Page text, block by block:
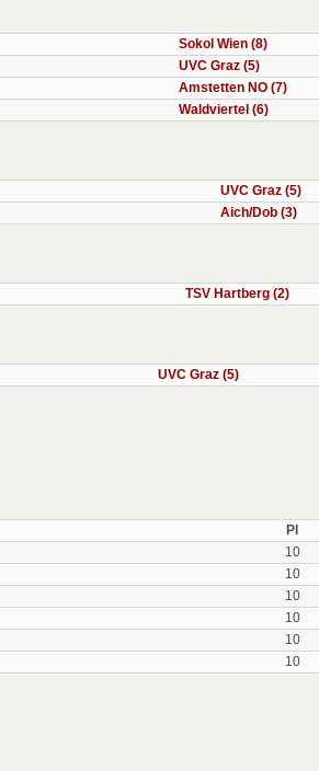
Sokol Wien (8)
UVC Graz (5)
Amstetten NO (7)
Waldviertel (6)
UVC Graz (5)
Aich/Dob (3)
TSV Hartberg (2)
UVC Graz (5)
Pl
10
10
10
10
10
10